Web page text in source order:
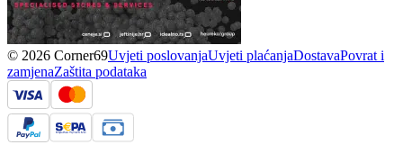
© 2026 Corner69Uvjeti poslovanjaUvjeti plaćanjaDostavaPovrat i
zamjenaZaštita podataka